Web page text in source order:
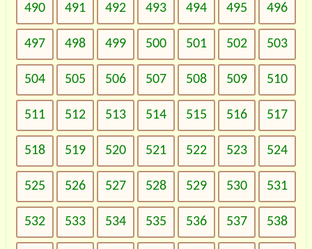
490 491 492 493 494 495 496
497 498 499 500 501 502 503
504 505 506 507 508 509 510
511 512 513 514 515 516 517
518 519 520 521 522 523 524
525 526 527 528 529 530 531
532 533 534 535 536 537 538